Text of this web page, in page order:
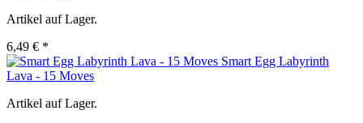
Artikel auf Lager.
6,49 € *
Smart Egg Labyrinth
Lava - 15 Moves
Artikel auf Lager.